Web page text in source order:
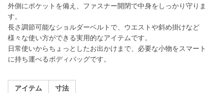
外側にポケットを備え、ファスナー開閉で中身をしっかり守りま
す。
長さ調節可能なショルダーベルトで、ウエストや斜め掛けなど
様々な使い方ができる実用的なアイテムです。
日常使いからちょっとしたお出かけまで、必要な小物をスマート
に持ち運べるボディバッグです。
アイテム 寸法